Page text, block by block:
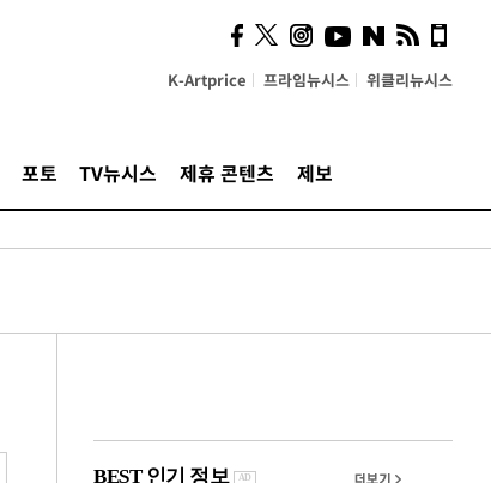
K-Artprice 프라임뉴시스 위클리뉴시스
포토 TV뉴시스 제휴 콘텐츠 제보
사이 해답 찾았죠"…알을
깨고 나온 '초자아'